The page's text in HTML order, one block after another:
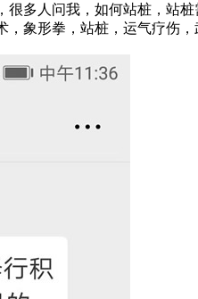
人问我，如何站桩，站
象形拳，站桩，运气疗伤，